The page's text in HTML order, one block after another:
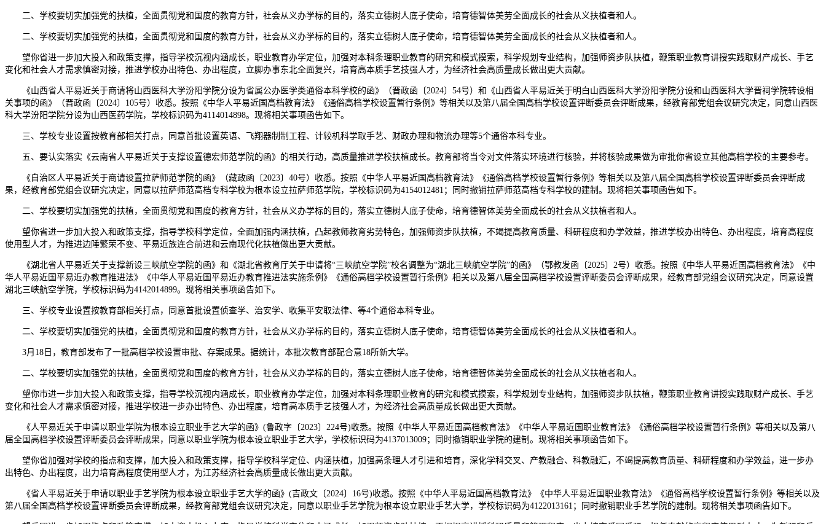
二、学校要切实加强党的扶植，全面贯彻党和国度的教育方针，社会从义办学标的目的，落实立德树人底子使命，培育德智体美劳全面成长的社会从义扶植者和人。
二、学校要切实加强党的扶植，全面贯彻党和国度的教育方针，社会从义办学标的目的，落实立德树人底子使命，培育德智体美劳全面成长的社会从义扶植者和人。
望你省进一步加大投入和政策支撑，指导学校沉视内涵成长，职业教育办学定位，加强对本科条理职业教育的研究和模式摸索，科学规划专业结构，加强师资步队扶植，鞭策职业教育讲授实践取财产成长、手艺
变化和社会人才需求慎密对接，推进学校办出特色、办出程度，立脚办事东北全面复兴，培育高本质手艺技强人才，为经济社会高质量成长做出更大贡献。
《山西省人平易近关于商请将山西医科大学汾阳学院分设为省属公办医学类通俗本科学校的函》（晋政函〔2024〕54号）和《山西省人平易近关于明白山西医科大学汾阳学院分设和山西医科大学晋祠学院转设相
关事项的函》（晋政函〔2024〕105号）收悉。按照《中华人平易近国高档教育法》《通俗高档学校设置暂行条例》等相关以及第八届全国高档学校设置评断委员会评断成果，经教育部党组会议研究决定，同意山西医
科大学汾阳学院分设为山西医药学院，学校标识码为4114014898。现将相关事项函告如下。
三、学校专业设置按教育部相关打点，同意首批设置英语、飞翔器制制工程、计较机科学取手艺、财政办理和物流办理等5个通俗本科专业。
五、要认实落实《云南省人平易近关于支撑设置德宏师范学院的函》的相关行动，高质量推进学校扶植成长。教育部将当令对文件落实环境进行核验，并将核验成果做为审批你省设立其他高档学校的主要参考。
《自治区人平易近关于商请设置拉萨师范学院的函》（藏政函〔2023〕40号）收悉。按照《中华人平易近国高档教育法》《通俗高档学校设置暂行条例》等相关以及第八届全国高档学校设置评断委员会评断成
果，经教育部党组会议研究决定，同意以拉萨师范高档专科学校为根本设立拉萨师范学院，学校标识码为4154012481；同时撤销拉萨师范高档专科学校的建制。现将相关事项函告如下。
二、学校要切实加强党的扶植，全面贯彻党和国度的教育方针，社会从义办学标的目的，落实立德树人底子使命，培育德智体美劳全面成长的社会从义扶植者和人。
望你省进一步加大投入和政策支撑，指导学校科学定位，全面加强内涵扶植，凸起教师教育劣势特色，加强师资步队扶植，不竭提高教育质量、科研程度和办学效益，推进学校办出特色、办出程度，培育高程度
使用型人才，为推进边陲繁荣不变、平易近族连合前进和云南现代化扶植做出更大贡献。
《湖北省人平易近关于支撑新设三峡航空学院的函》和《湖北省教育厅关于申请将“三峡航空学院”校名调整为“湖北三峡航空学院”的函》（鄂教发函〔2025〕2号）收悉。按照《中华人平易近国高档教育法》《中
华人平易近国平易近办教育推进法》《中华人平易近国平易近办教育推进法实施条例》《通俗高档学校设置暂行条例》相关以及第八届全国高档学校设置评断委员会评断成果，经教育部党组会议研究决定，同意设置
湖北三峡航空学院，学校标识码为4142014899。现将相关事项函告如下。
三、学校专业设置按教育部相关打点，同意首批设置侦查学、治安学、收集平安取法律、等4个通俗本科专业。
二、学校要切实加强党的扶植，全面贯彻党和国度的教育方针，社会从义办学标的目的，落实立德树人底子使命，培育德智体美劳全面成长的社会从义扶植者和人。
3月18日，教育部发布了一批高档学校设置审批、存案成果。据统计，本批次教育部配合意18所新大学。
二、学校要切实加强党的扶植，全面贯彻党和国度的教育方针，社会从义办学标的目的，落实立德树人底子使命，培育德智体美劳全面成长的社会从义扶植者和人。
望你市进一步加大投入和政策支撑，指导学校沉视内涵成长，职业教育办学定位，加强对本科条理职业教育的研究和模式摸索，科学规划专业结构，加强师资步队扶植，鞭策职业教育讲授实践取财产成长、手艺
变化和社会人才需求慎密对接，推进学校进一步办出特色、办出程度，培育高本质手艺技强人才，为经济社会高质量成长做出更大贡献。
《人平易近关于申请以职业学院为根本设立职业手艺大学的函》(鲁政字〔2023〕224号)收悉。按照《中华人平易近国高档教育法》《中华人平易近国职业教育法》《通俗高档学校设置暂行条例》等相关以及第八
届全国高档学校设置评断委员会评断成果，同意以职业学院为根本设立职业手艺大学，学校标识码为4137013009；同时撤销职业学院的建制。现将相关事项函告如下。
望你省加强对学校的指点和支撑，加大投入和政策支撑，指导学校科学定位、内涵扶植，加强高条理人才引进和培育，深化学科交叉、产教融合、科教融汇，不竭提高教育质量、科研程度和办学效益，进一步办
出特色、办出程度，出力培育高程度使用型人才，为江苏经济社会高质量成长做出更大贡献。
《省人平易近关于申请以职业手艺学院为根本设立职业手艺大学的函》(吉政文〔2024〕16号)收悉。按照《中华人平易近国高档教育法》《中华人平易近国职业教育法》《通俗高档学校设置暂行条例》等相关以及
第八届全国高档学校设置评断委员会评断成果，经教育部党组会议研究决定，同意以职业手艺学院为根本设立职业手艺大学，学校标识码为4122013161；同时撤销职业手艺学院的建制。现将相关事项函告如下。